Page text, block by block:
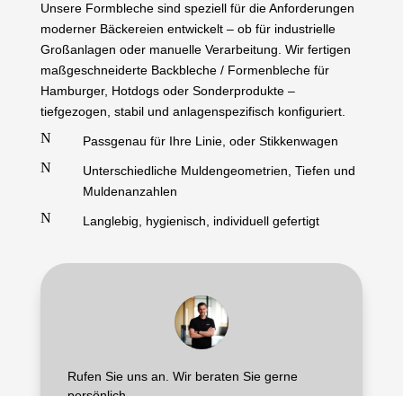
Unsere Formbleche sind speziell für die Anforderungen
moderner Bäckereien entwickelt – ob für industrielle
Großanlagen oder manuelle Verarbeitung. Wir fertigen
maßgeschneiderte Backbleche / Formenbleche für
Hamburger, Hotdogs oder Sonderprodukte–
tiefgezogen, stabil und anlagenspezifisch konfiguriert.
N Passgenau für Ihre Linie, oder Stikkenwagen
N
Unterschiedliche Muldengeometrien, Tiefen und
Muldenanzahlen
N Langlebig, hygienisch, individuell gefertigt
Rufen Sie uns an. Wir beraten Sie gerne